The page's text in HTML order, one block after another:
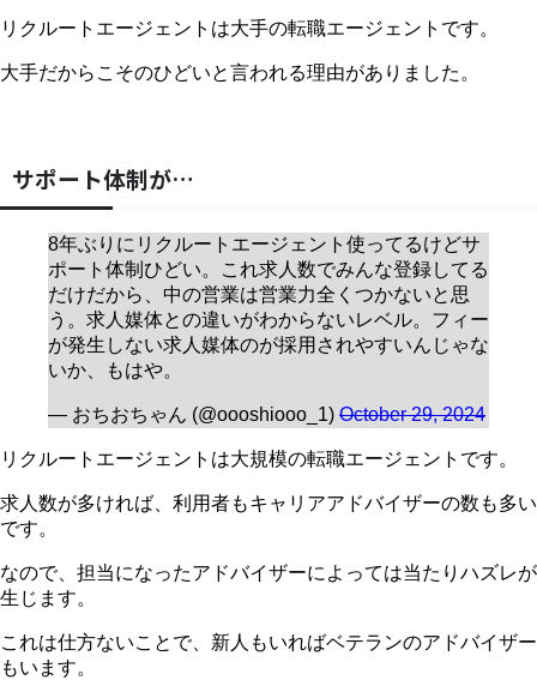
リクルートエージェントは大手の転職エージェントです。
大手だからこそのひどいと言われる理由がありました。
サポート体制が…
8年ぶりにリクルートエージェント使ってるけどサ
ポート体制ひどい。これ求人数でみんな登録してる
だけだから、中の営業は営業力全くつかないと思
う。求人媒体との違いがわからないレベル。フィー
が発生しない求人媒体のが採用されやすいんじゃな
いか、もはや。
— おちおちゃん (@oooshiooo_1) October 29, 2024
リクルートエージェントは大規模の転職エージェントです。
求人数が多ければ、利用者もキャリアアドバイザーの数も多い
です。
なので、担当になったアドバイザーによっては当たりハズレが
生じます。
これは仕方ないことで、新人もいればベテランのアドバイザー
もいます。